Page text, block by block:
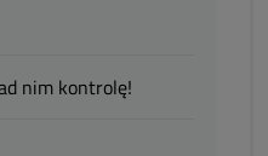
nim kontrolę!